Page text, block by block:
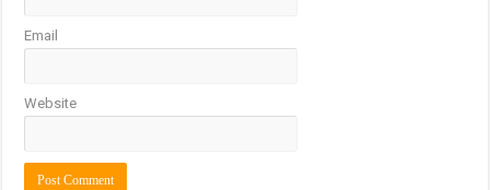
Email
Website